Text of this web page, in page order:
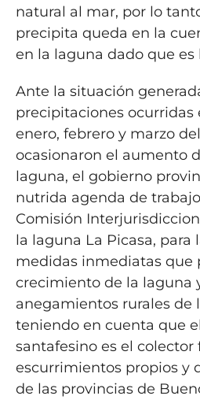
natural al mar, por lo
precipita queda en la
en la laguna dado que es
Ante la situación
precipitaciones ocurridas
enero, febrero y marzo
ocasionaron el aumento
laguna, el gobierno
nutrida agenda de
Comisión
la laguna La Picasa, para
medidas inmediatas que
crecimiento de la laguna
anegamientos rurales de
teniendo en cuenta que
santafesino es el colector
escurrimientos propios y
de las provincias de